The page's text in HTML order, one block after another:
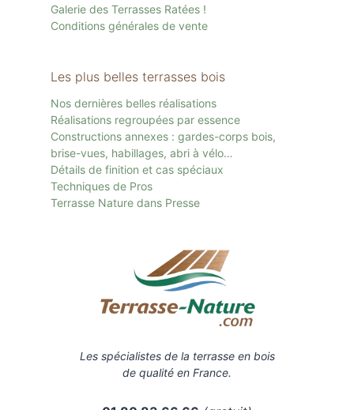
Galerie des Terrasses Ratées !
Conditions générales de vente
Les plus belles terrasses bois
Nos dernières belles réalisations
Réalisations regroupées par essence
Constructions annexes : gardes-corps bois,
brise-vues, habillages, abri à vélo…
Détails de finition et cas spéciaux
Techniques de Pros
Terrasse Nature dans Presse
Les spécialistes de la terrasse en bois
de qualité en France.